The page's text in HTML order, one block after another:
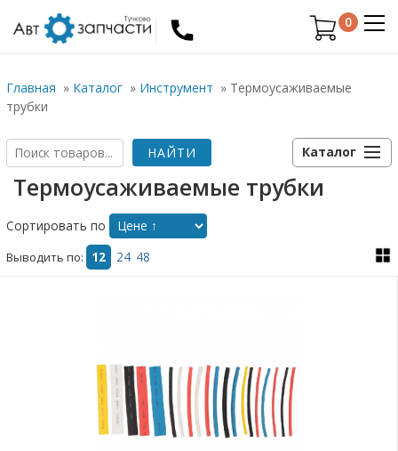
0
Главная » Каталог » Инструмент » Термоусаживаемые
трубки
Каталог
Термоусаживаемые трубки
Сортировать по
Выводить по:
12 24 48